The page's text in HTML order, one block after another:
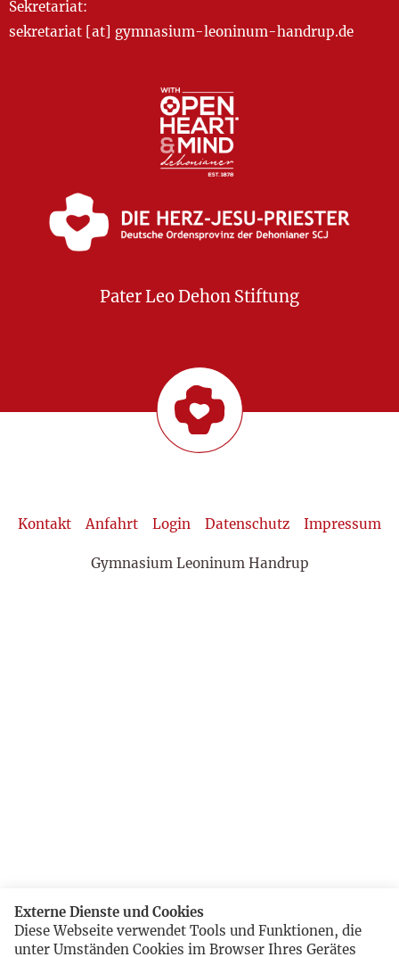
Sekretariat:
sekretariat [at] gymnasium-leoninum-handrup.de
Pater Leo Dehon Stiftung
Kontakt Anfahrt Login Datenschutz Impressum
Gymnasium Leoninum Handrup
Externe Dienste und Cookies
Diese Webseite verwendet Tools und Funktionen, die
unter Umständen Cookies im Browser Ihres Gerätes